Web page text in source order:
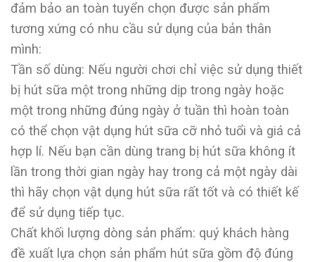
đảm bảo an toàn tuyển chọn được sản phẩm
tương xứng có nhu cầu sử dụng của bản thân
mình:
Tần số dùng: Nếu người chơi chỉ việc sử dụng thiết
bị hút sữa một trong những dịp trong ngày hoặc
một trong những đúng ngày ở tuần thì hoàn toàn
có thể chọn vật dụng hút sữa cỡ nhỏ tuổi và giá cả
hợp lí. Nếu bạn cần dùng trang bị hút sữa không ít
lần trong thời gian ngày hay trong cả một ngày dài
thì hãy chọn vật dụng hút sữa rất tốt và có thiết kế
để sử dụng tiếp tục.
Chất khối lượng dòng sản phẩm: quý khách hàng
đề xuất lựa chọn sản phẩm hút sữa gồm độ đúng